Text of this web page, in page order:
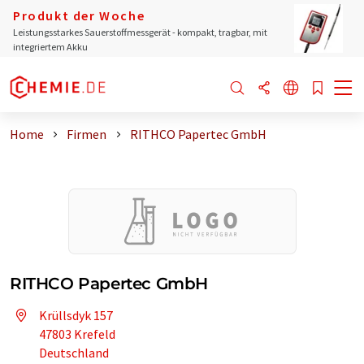
Produkt der Woche
Leistungsstarkes Sauerstoffmessgerät - kompakt, tragbar, mit
integriertem Akku
Home Firmen RITHCO Papertec GmbH
RITHCO Papertec GmbH
Krüllsdyk 157
47803 Krefeld
Deutschland